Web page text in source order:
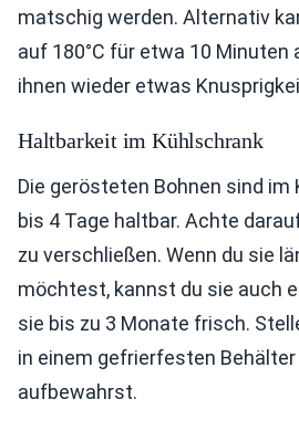
matschig werden. Alternativ
auf 180°C für etwa 10 Minuten
ihnen wieder etwas
Haltbarkeit im Kühlschrank
Die gerösteten Bohnen sind im
bis 4 Tage haltbar. Achte
zu verschließen. Wenn du sie
möchtest, kannst du sie auch
sie bis zu 3 Monate frisch.
in einem gefrierfesten Behälter
aufbewahrst.